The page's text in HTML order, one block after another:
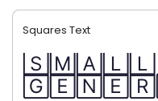
Squares Text